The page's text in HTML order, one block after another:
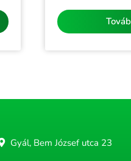
Gyál, Bem József utca 23